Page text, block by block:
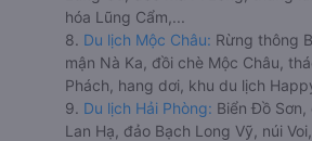
hóa Lũng Cẩm,...
8. Du lịch Mộc Châu: Rừng thông
mận Nà Ka, đồi chè Mộc Châu,
Phách, hang dơi, khu du lịch
9. Du lịch Hải Phòng: Biển Đồ Sơn,
Lan Hạ, đảo Bạch Long Vỹ, núi